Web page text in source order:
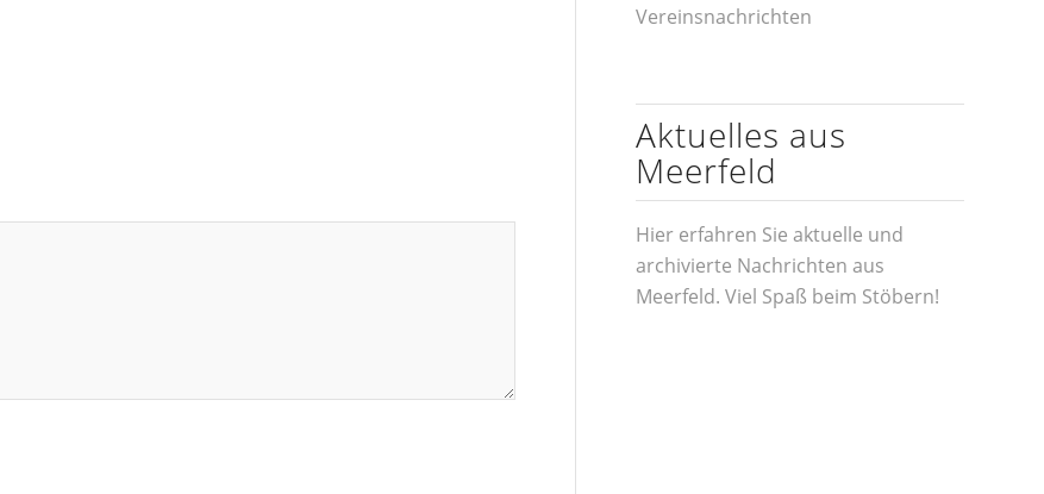
Vereinsnachrichten
Aktuelles aus
Meerfeld
Hier erfahren Sie aktuelle und
archivierte Nachrichten aus
Meerfeld. Viel Spaß beim Stöbern!